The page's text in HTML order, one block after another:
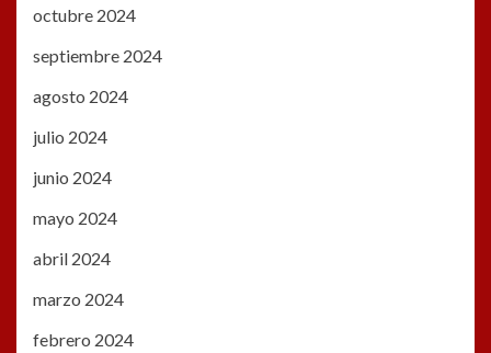
octubre 2024
septiembre 2024
agosto 2024
julio 2024
junio 2024
mayo 2024
abril 2024
marzo 2024
febrero 2024